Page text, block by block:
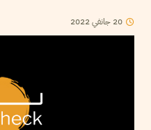
20 جانفي2022